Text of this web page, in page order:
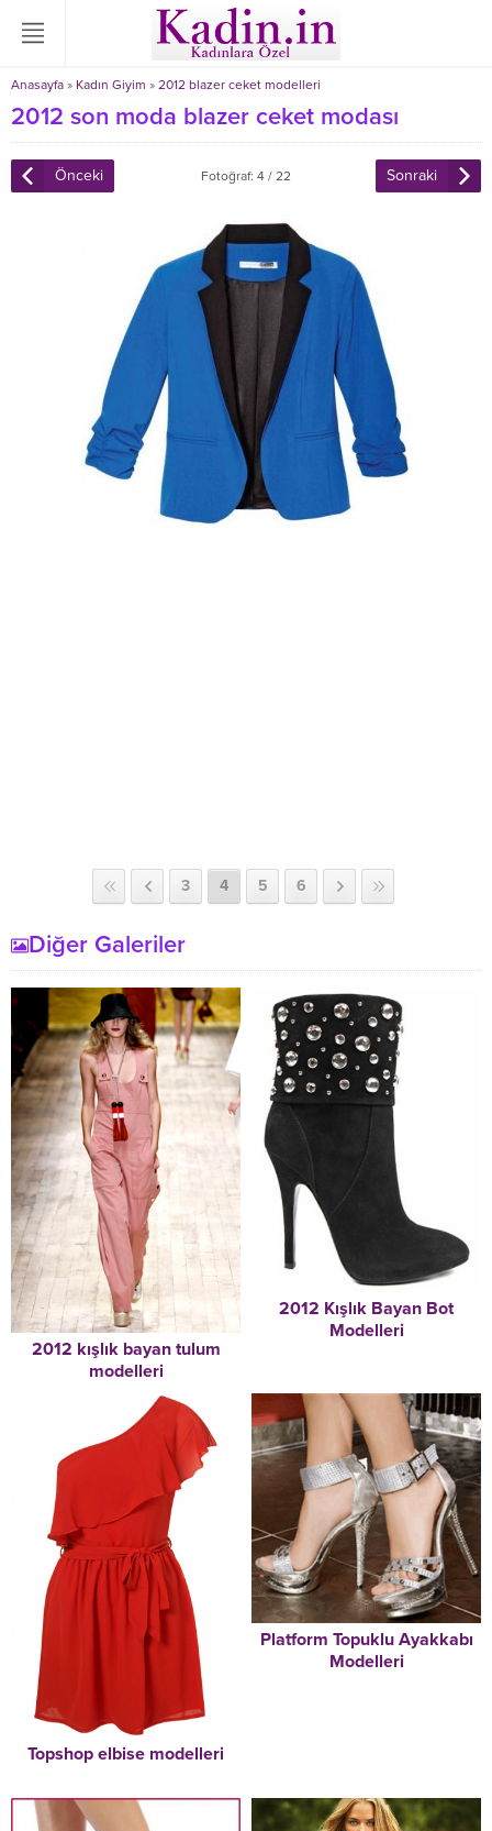
Anasayfa » Kadın Giyim » 2012 blazer ceket modelleri
2012 son moda blazer ceket modası
Önceki Fotoğraf: 4 / 22 Sonraki
3 4 5 6
Diğer Galeriler
2012 kışlık bayan tulum
modelleri
2012 Kışlık Bayan Bot
Modelleri
Topshop elbise modelleri
Platform Topuklu Ayakkabı
Modelleri